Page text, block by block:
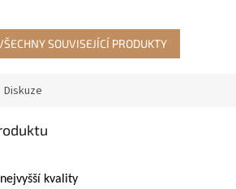
SOUVISEJÍCÍ PRODUKTY
Diskuze
kvality